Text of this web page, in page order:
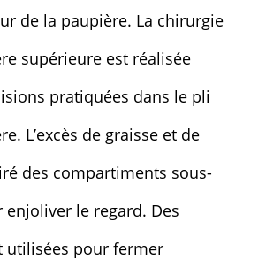
de la paupière. La chirurgie
supérieure est réalisée
pratiquées dans le pli
L’excès de graisse et de
des compartiments sous-
enjoliver le regard. Des
utilisées pour fermer